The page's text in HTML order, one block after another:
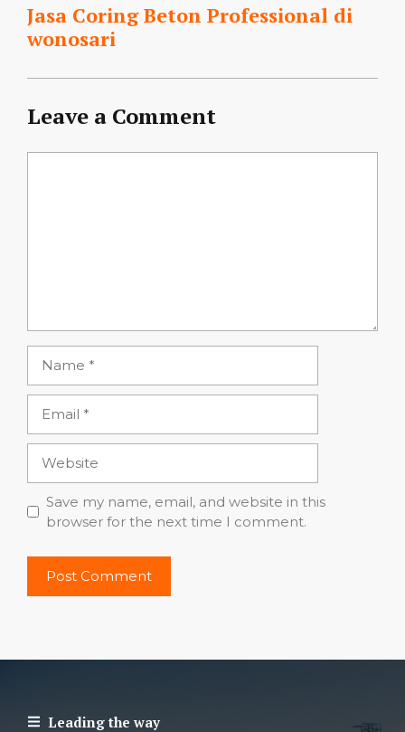
Jasa Coring Beton Professional di
wonosari
Leave a Comment
Save my name, email, and website in this
browser for the next time I comment.
Leading the way